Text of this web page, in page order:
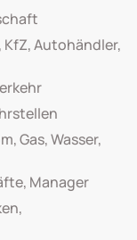
Autohändler,
Gas, Wasser,
Manager